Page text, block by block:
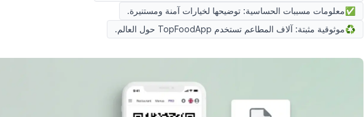
✅معلومات مسببات الحساسية: توضيحها لخيارات آمنة ومستنيرة.
♻️موثوقية مثبتة: آلاف المطاعم تستخدم TopFoodApp حول العالم.